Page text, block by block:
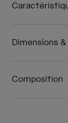
Dimensions &
Composition